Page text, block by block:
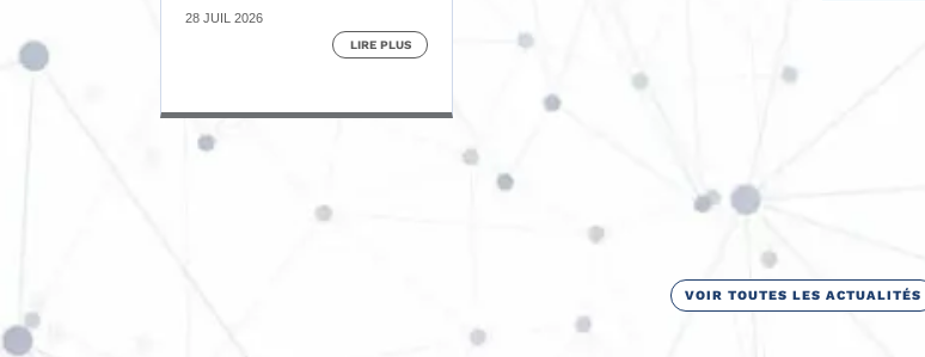
28 JUIL 2026
LIRE PLUS
VOIR TOUTES LES ACTUALITÉS